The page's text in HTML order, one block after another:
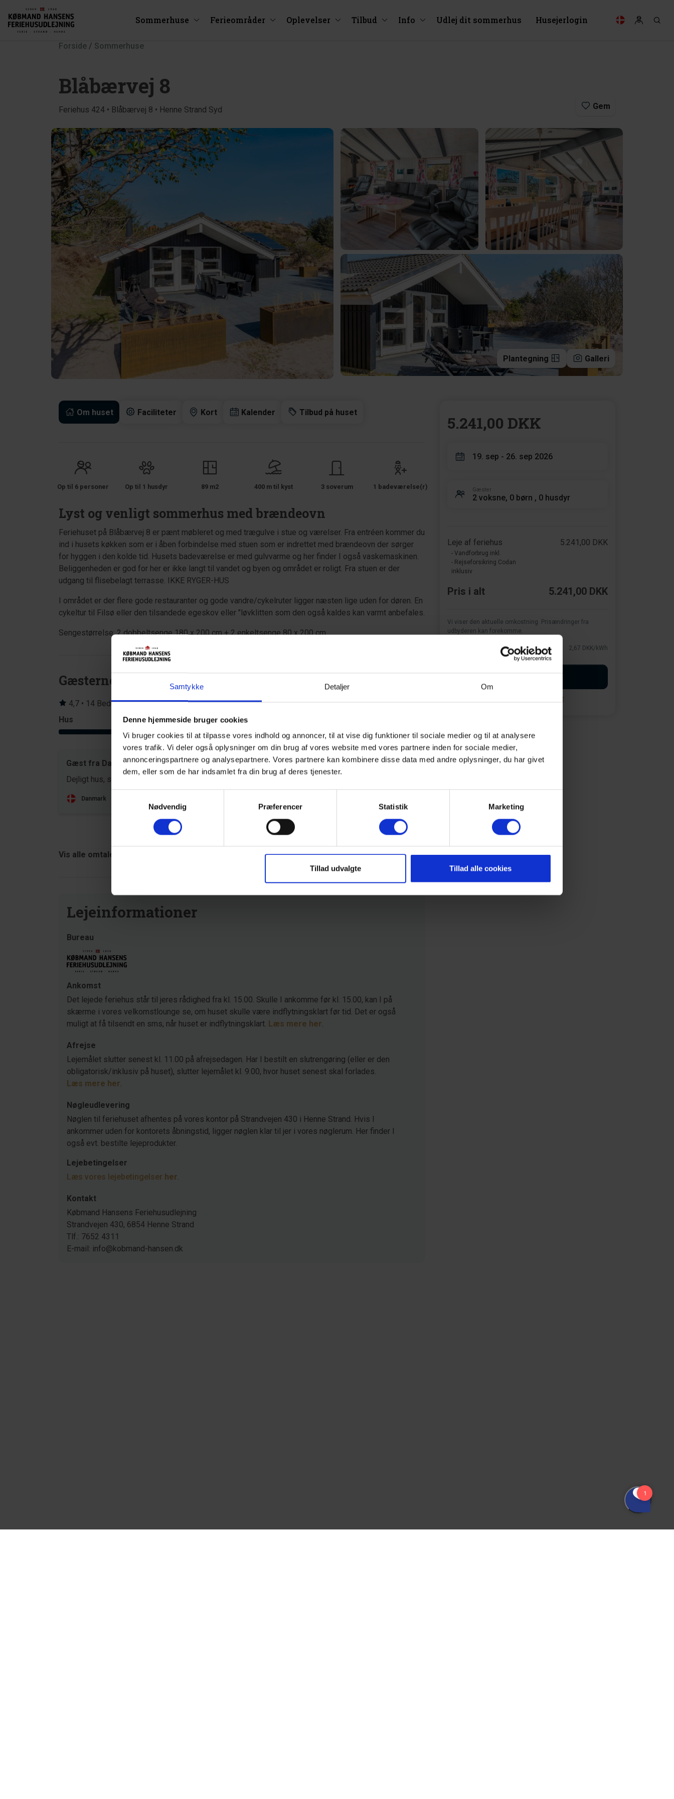
Samtykke Detaljer Om
Denne hjemmeside bruger cookies
Vi bruger cookies til at tilpasse vores indhold og annoncer, til at vise dig funktioner til sociale medier og til at analysere
vores trafik. Vi deler også oplysninger om din brug af vores website med vores partnere inden for sociale medier,
annonceringspartnere og analysepartnere. Vores partnere kan kombinere disse data med andre oplysninger, du har givet
dem, eller som de har indsamlet fra din brug af deres tjenester.
Nødvendig
Præferencer Statistik Marketing
Tillad udvalgte Tillad alle cookies
Sommerhuse Ferieområder Oplevelser Tilbud Info Udlej dit sommerhus Husejerlogin
Forside / Sommerhuse
Blåbærvej 8
Feriehus 424 • Blåbærvej 8 • Henne Strand Syd Gem
Plantegning Galleri
Om huset Faciliteter Kort Kalender Tilbud på huset
Op til 6 personer Op til 1 husdyr 89 m2 400 m til kyst 3 soverum 1 badeværelse(r)
Lyst og venligt sommerhus med brændeovn
Feriehuset på Blåbærvej 8 er pænt møbleret og med trægulve i stue og værelser. Fra entréen kommer du
ind i husets køkken som er i åben forbindelse med stuen som er indrettet med brændeovn der sørger
for hyggen i den kolde tid. Husets badeværelse er med gulvvarme og her finder I også vaskemaskinen.
Beliggenheden er god for her er ikke langt til vandet og byen og området er roligt. Fra stuen er der
udgang til flisebelagt terrasse. IKKE RYGER-HUS
I området er der flere gode restauranter og gode vandre/cykelruter ligger næsten lige uden for døren. En
cykeltur til Filsø eller den tilsandede egeskov eller "løvklitten som den også kaldes kan varmt anbefales.
Sengestørrelse: 2 dobbeltsenge 180 x 200 cm + 2 enkeltsenge 80 x 200 cm
Gæsterne siger
4,7 • 14 Bedømmelser
Hus
4,6
Grund
4,6
4,9
Gæst fra Danmark
jul 2026
Dejligt hus, skønt udeområde- uforstyrret
Danmark
Sven Knitter
maj 2026
Et rigtig dejligt hus med en fantastisk
beliggenhed, udstyret med alt hvad vi havde
brug for. Vi følte os meget godt tilpas der.
Tyskland Vis original kommentar
Vis alle omtaler
Lejeinformationer
Bureau
Ankomst
Det lejede feriehus står til jeres rådighed fra kl. 15.00. Skulle I ankomme før kl. 15.00, kan I på
skærme i vores velkomstlounge se, om huset skulle være indflytningsklart før tid. Det er også
muligt at få tilsendt en sms, når huset er indflytningsklart. Læs mere her.
Afrejse
Lejemålet slutter senest kl. 11.00 på afrejsedagen. Har I bestilt en slutrengøring (eller er den
obligatorisk/inklusiv på huset), slutter lejemålet kl. 9.00, hvor huset senest skal forlades.
Læs mere her.
Nøgleudlevering
Nøglen til feriehuset afhentes på vores kontor på Strandvejen 430 i Henne Strand. Hvis I
ankommer uden for kontorets åbningstid, ligger nøglen klar til jer i vores nøglerum. Her finder I
også evt. bestilte lejeprodukter.
Lejebetingelser
Læs vores lejebetingelser her.
Kontakt
Købmand Hansens Feriehusudlejning
Strandvejen 430, 6854 Henne Strand
Tlf.: 7652 4311
E-mail: info@kobmand-hansen.dk
5.241,00 DKK
19. sep - 26. sep 2026
Gæster
2 voksne, 0 børn , 0 husdyr
Leje af feriehus
- Vandforbrug inkl.
- Rejseforsikring Codan
inklusiv
5.241,00 DKK
Pris i alt 5.241,00 DKK
Vi viser den aktuelle omkostning. Prisændringer fra
udbyderen kan forekomme.
2,67 DKK/kWh
Opret en søgeagent